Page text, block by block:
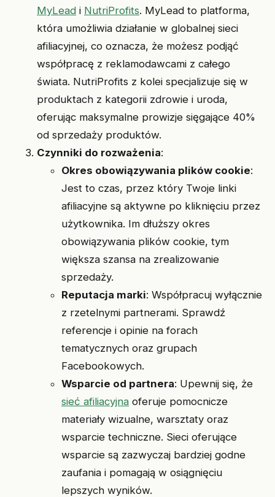
MyLead i NutriProfits. MyLead to platforma,
która umożliwia działanie w globalnej sieci
afiliacyjnej, co oznacza, że możesz podjąć
współpracę z reklamodawcami z całego
świata. NutriProfits z kolei specjalizuje się w
produktach z kategorii zdrowie i uroda,
oferując maksymalne prowizje sięgające 40%
od sprzedaży produktów.
Czynniki do rozważenia:
Okres obowiązywania plików cookie:
Jest to czas, przez który Twoje linki
afiliacyjne są aktywne po kliknięciu przez
użytkownika. Im dłuższy okres
obowiązywania plików cookie, tym
większa szansa na zrealizowanie
sprzedaży.
Reputacja marki: Współpracuj wyłącznie
z rzetelnymi partnerami. Sprawdź
referencje i opinie na forach
tematycznych oraz grupach
Facebookowych.
Wsparcie od partnera: Upewnij się, że
sieć afiliacyjna oferuje pomocnicze
materiały wizualne, warsztaty oraz
wsparcie techniczne. Sieci oferujące
wsparcie są zazwyczaj bardziej godne
zaufania i pomagają w osiągnięciu
lepszych wyników.